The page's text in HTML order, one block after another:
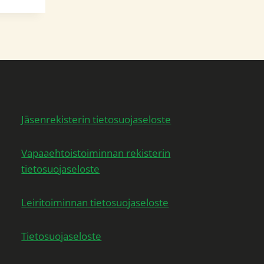
Jäsenrekisterin tietosuojaseloste
Vapaaehtoistoiminnan rekisterin
tietosuojaseloste
Leiritoiminnan tietosuojaseloste
Tietosuojaseloste